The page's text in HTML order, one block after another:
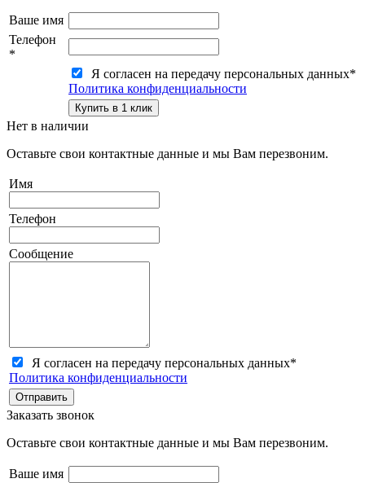
Ваше имя
Телефон
*
Я согласен на передачу персональных данных*
Политика конфиденциальности
Нет в наличии
Оставьте свои контактные данные и мы Вам перезвоним.
Имя
Телефон
Сообщение
Я согласен на передачу персональных данных*
Политика конфиденциальности
Заказать звонок
Оставьте свои контактные данные и мы Вам перезвоним.
Ваше имя